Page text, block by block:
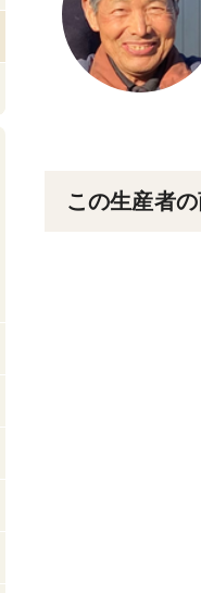
この生産者